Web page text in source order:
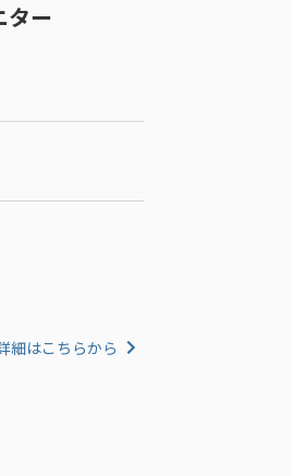
ター
細はこちらから